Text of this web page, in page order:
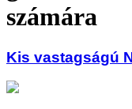
számára
Kis vastagságú